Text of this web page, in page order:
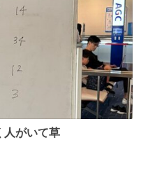
人がいて草